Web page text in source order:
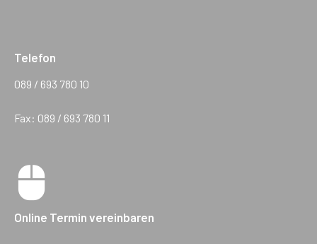
Telefon
089 / 693 780 10
Fax: 089 / 693 780 11
Online Termin vereinbaren